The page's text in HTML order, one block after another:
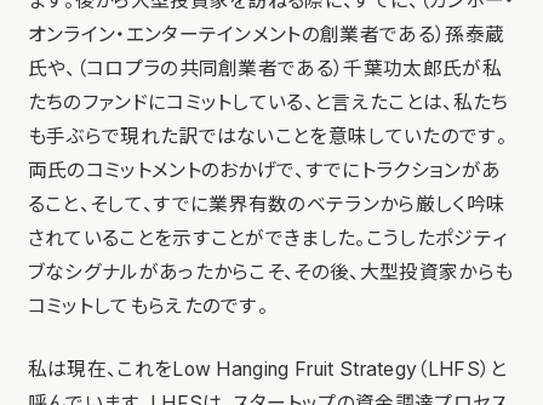
オンライン・エンターテインメントの創業者である）孫泰蔵
氏や、（コロプラの共同創業者である）千葉功太郎氏が私
たちのファンドにコミットしている、と言えたことは、私たち
も手ぶらで現れた訳ではないことを意味していたのです。
両氏のコミットメントのおかげで、すでにトラクションがあ
ること、そして、すでに業界有数のベテランから厳しく吟味
されていることを示すことができました。こうしたポジティ
ブなシグナルがあったからこそ、その後、大型投資家からも
コミットしてもらえたのです。
私は現在、これをLow Hanging Fruit Strategy（LHFS）と